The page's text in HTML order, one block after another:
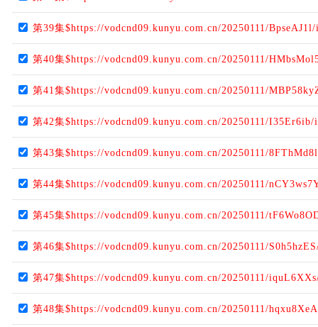
第39集$https://vodcnd09.kunyu.com.cn/20250111/
第40集$https://vodcnd09.kunyu.com.cn/20250111/
第41集$https://vodcnd09.kunyu.com.cn/20250111/
第42集$https://vodcnd09.kunyu.com.cn/20250111/I35Er6ib/
第43集$https://vodcnd09.kunyu.com.cn/20250111/
第44集$https://vodcnd09.kunyu.com.cn/20250111/
第45集$https://vodcnd09.kunyu.com.cn/20250111/
第46集$https://vodcnd09.kunyu.com.cn/20250111/
第47集$https://vodcnd09.kunyu.com.cn/20250111/
第48集$https://vodcnd09.kunyu.com.cn/20250111/